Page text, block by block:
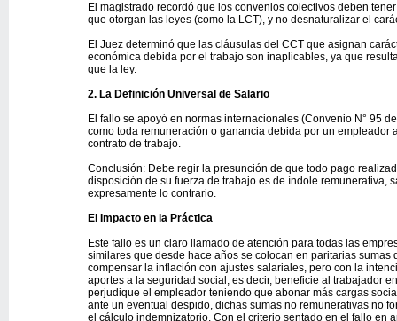
El magistrado recordó que los convenios colectivos deben
que otorgan las leyes (como la LCT), y no desnaturalizar el
El Juez determinó que las cláusulas del CCT que asignan
económica debida por el trabajo son inaplicables, ya que
que la ley.
2. La Definición Universal de Salario
El fallo se apoyó en normas internacionales (Convenio N° 95
como toda remuneración o ganancia debida por un empleador
contrato de trabajo.
Conclusión: Debe regir la presunción de que todo pago
disposición de su fuerza de trabajo es de índole remunerativa,
expresamente lo contrario.
El Impacto en la Práctica
Este fallo es un claro llamado de atención para todas las
similares que desde hace años se colocan en paritarias sumas
compensar la inflación con ajustes salariales, pero con la
aportes a la seguridad social, es decir, beneficie al trabajador
perjudique el empleador teniendo que abonar más cargas
ante un eventual despido, dichas sumas no remunerativas no
el cálculo indemnizatorio. Con el criterio sentado en el fallo en